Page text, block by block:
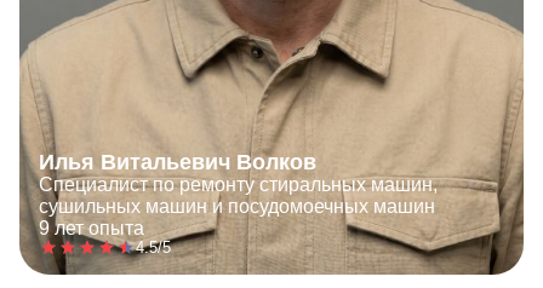
Илья Витальевич Волков
Специалист по ремонту стиральных машин,
сушильных машин и посудомоечных машин
9 лет опыта
4.5/5